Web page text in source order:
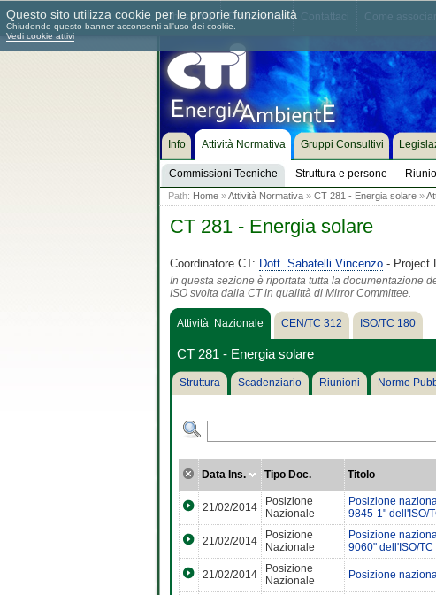
Chi siamo Dove siamo
Info Attività Normativa
Commissioni Tecniche Struttura e persone
Gruppi Consultivi
Path: Home»Attività Normativa» CT 281 - Energia solare»
CT 281 - Energia solare
Coordinatore CT: Dott. Sabatelli Vincenzo- Project
In questa sezione è riportata tutta la documentazione
ISO svolta dalla CT in qualittà di Mirror Committee.
Attività Nazionale CEN/TC 312 ISO/TC 180
CT 281 - Energia solare
Struttura Scadenziario Riunioni Norme
Data Ins. Tipo Doc. Titolo
21/02/2014
Posizione
Nazionale
Posizione
9845-1" dell'ISO/
21/02/2014
Posizione
Nazionale
Posizione
9060" dell'ISO/TC
21/02/2014
Posizione
Nazionale
Posizione
Questo sito utilizza cookie per le proprie funzionalità
Chiudendo questo banner acconsenti all'uso dei cookie.
Vedi cookie attivi